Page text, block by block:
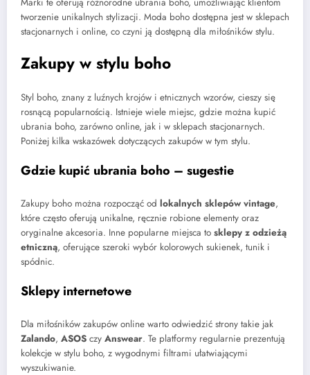
tworzenie unikalnych stylizacji. Moda boho dostępna jest w sklepach
stacjonarnych i online, co czyni ją dostępną dla miłośników stylu.
Zakupy w stylu boho
Styl boho, znany z luźnych krojów i etnicznych wzorów, cieszy się
rosnącą popularnością. Istnieje wiele miejsc, gdzie można kupić
ubrania boho, zarówno online, jak i w sklepach stacjonarnych.
Poniżej kilka wskazówek dotyczących zakupów w tym stylu.
Gdzie kupić ubrania boho – sugestie
Zakupy boho można rozpocząć od lokalnych sklepów vintage,
które często oferują unikalne, ręcznie robione elementy oraz
oryginalne akcesoria. Inne popularne miejsca to sklepy z odzieżą
etniczną, oferujące szeroki wybór kolorowych sukienek, tunik i
spódnic.
Sklepy internetowe
Dla miłośników zakupów online warto odwiedzić strony takie jak
Zalando, ASOS czy Answear. Te platformy regularnie prezentują
kolekcje w stylu boho, z wygodnymi filtrami ułatwiającymi
wyszukiwanie.